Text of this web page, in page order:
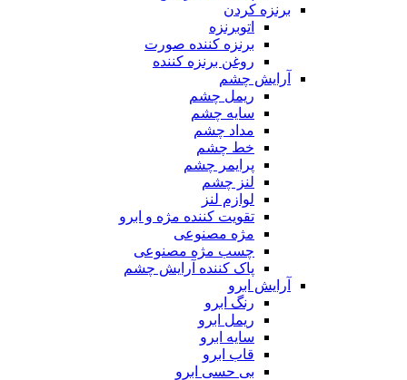
برنزه کردن
اتوبرنزه
برنزه کننده صورت
روغن برنزه کننده
آرایش چشم
ریمل چشم
سایه چشم
مداد چشم
خط چشم
پرایمر چشم
لنز چشم
لوازم لنز
تقویت کننده مژه و ابرو
مژه مصنوعی
چسب مژه مصنوعی
پاک کننده آرایش چشم
آرایش ابرو
رنگ ابرو
ریمل ابرو
سایه ابرو
قاب ابرو
بی حسی ابرو